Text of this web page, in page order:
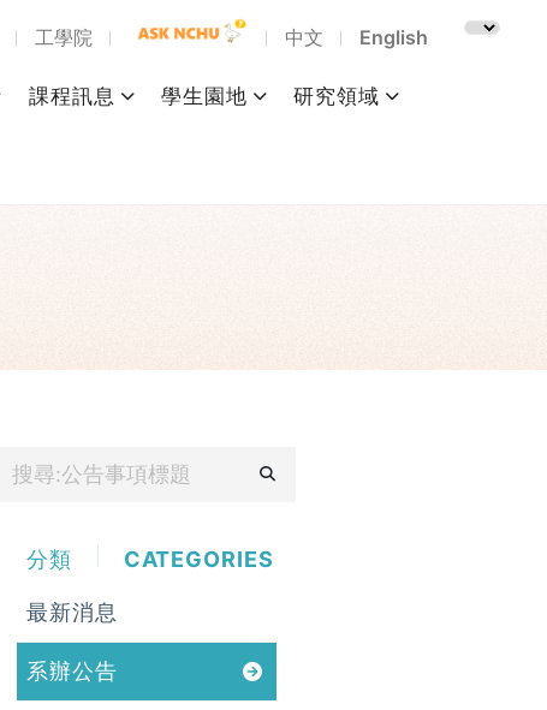
工學院 中文 English
課程訊息 學生園地 研究領域
分類 CATEGORIES
最新消息
系辦公告